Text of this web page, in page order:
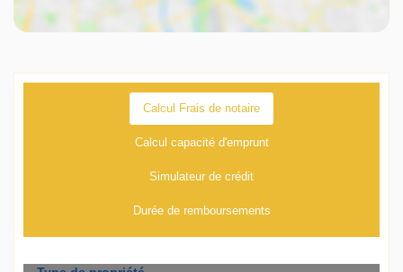
Calcul Frais de notaire
Calcul capacité d'emprunt
Simulateur de crédit
Durée de remboursements